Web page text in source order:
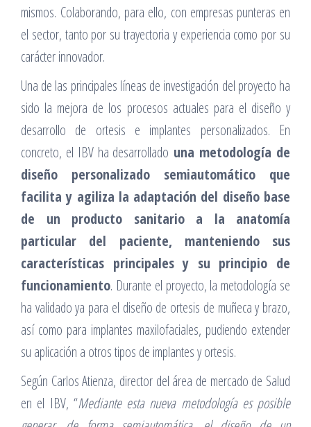
mismos. Colaborando, para ello, con empresas punteras en
el sector, tanto por su trayectoria y experiencia como por su
carácter innovador.
Una de las principales líneas de investigación del proyecto ha
sido la mejora de los procesos actuales para el diseño y
desarrollo de ortesis e implantes personalizados. En
concreto, el IBV ha desarrollado una metodología de
diseño personalizado semiautomático que
facilita y agiliza la adaptación del diseño base
de un producto sanitario a la anatomía
particular del paciente, manteniendo sus
características principales y su principio de
funcionamiento. Durante el proyecto, la metodología se
ha validado ya para el diseño de ortesis de muñeca y brazo,
así como para implantes maxilofaciales, pudiendo extender
su aplicación a otros tipos de implantes y ortesis.
Según Carlos Atienza, director del área de mercado de Salud
en el IBV, “Mediante esta nueva metodología es posible